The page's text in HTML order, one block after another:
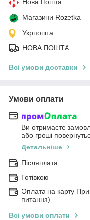
Нова Пошта
Магазини Rozetka
Укрпошта
НОВА ПОШТА
Всі умови доставки
Умови оплати
Ви отримаєте
або гроші
Детальніше
Післяплата
Готівкою
Оплата на карту
питання)
Всі умови оплати